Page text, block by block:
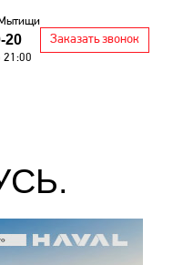
Мытищи
20
21:00
Заказать звонок